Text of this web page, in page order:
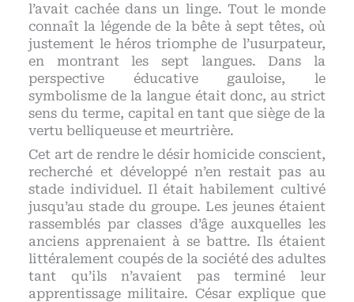
l’avait cachée dans un linge. Tout le monde
connaît la légende de la bête à sept têtes, où
justement le héros triomphe de l’usurpateur,
en montrant les sept langues. Dans la
perspective éducative gauloise, le
symbolisme de la langue était donc, au strict
sens du terme, capital en tant que siège de la
vertu belliqueuse et meurtrière.
Cet art de rendre le désir homicide conscient,
recherché et développé n’en restait pas au
stade individuel. Il était habilement cultivé
jusqu’au stade du groupe. Les jeunes étaient
rassemblés par classes d’âge auxquelles les
anciens apprenaient à se battre. Ils étaient
littéralement coupés de la société des adultes
tant qu’ils n’avaient pas terminé leur
apprentissage militaire. César explique que